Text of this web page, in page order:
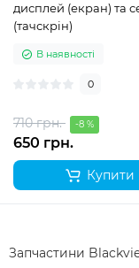
дисплей (екран) та
(тачскрін)
В наявності
0
710 грн. -8 %
650 грн.
Купити
Запчастини